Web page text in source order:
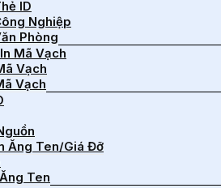
ID
Nghiệp
Phòng
Mã Vạch
Vạch
Vạch
Ăng Ten/Giá Đỡ
Ten